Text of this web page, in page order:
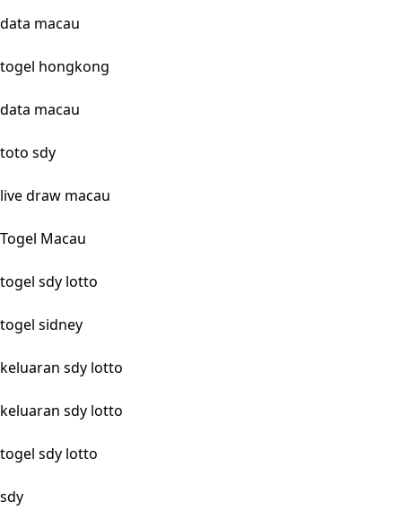
data macau
togel hongkong
data macau
toto sdy
live draw macau
Togel Macau
togel sdy lotto
togel sidney
keluaran sdy lotto
keluaran sdy lotto
togel sdy lotto
sdy